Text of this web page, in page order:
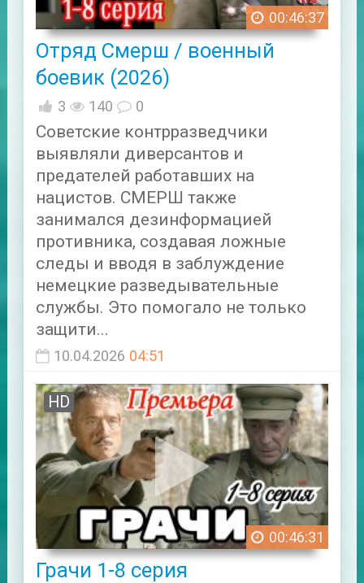
00:46:37
Отряд Смерш / военный
боевик (2026)
3 140 0
Советские контрразведчики
выявляли диверсантов и
предателей работавших на
нацистов. СМЕРШ также
занимался дезинформацией
противника, создавая ложные
следы и вводя в заблуждение
немецкие разведывательные
службы. Это помогало не только
защити...
10.04.2026 04:51
00:46:31
HD
Грачи 1-8 серия